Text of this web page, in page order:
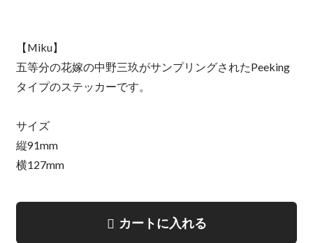
【Miku】
五等分の花嫁の中野三玖がサンプリングされたPeeking
タイプのステッカーです。
サイズ
縦91mm
横127mm
カートに入れる